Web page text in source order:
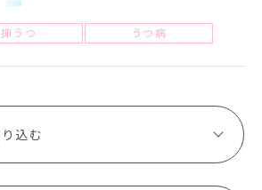
抑うつ うつ病